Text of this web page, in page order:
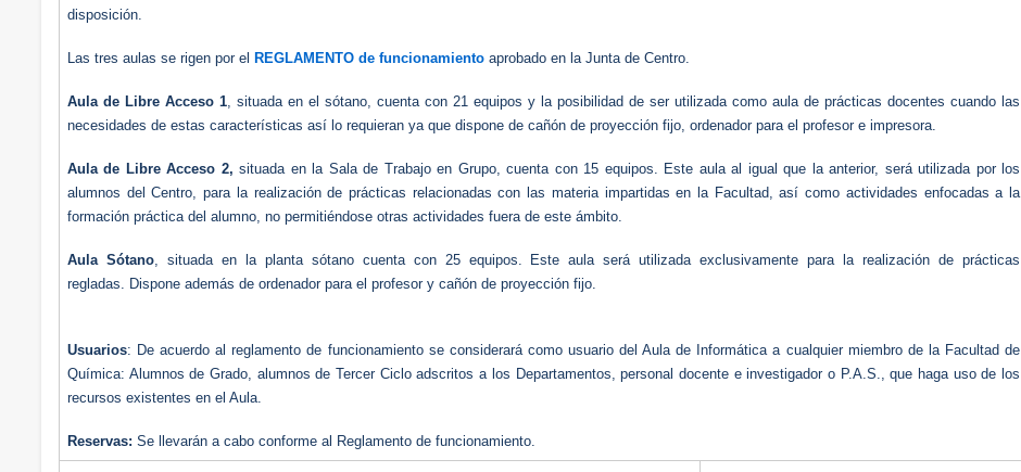
disposición.
Las tres aulas se rigen por el REGLAMENTO de funcionamiento aprobado en la Junta de Centro.
Aula de Libre Acceso 1 , situada en el sótano, cuenta con 21 equipos y la posibilidad de ser utilizada como aula de prácticas docentes cuando las
necesidades de estas características así lo requieran ya que dispone de cañón de proyección fijo, ordenador para el profesor e impresora.
Aula de Libre Acceso 2, situada en la Sala de Trabajo en Grupo, cuenta con 15 equipos. Este aula al igual que la anterior, será utilizada por los
alumnos del Centro, para la realización de prácticas relacionadas con las materia impartidas en la Facultad, así como actividades enfocadas a la
formación práctica del alumno, no permitiéndose otras actividades fuera de este ámbito.
Aula Sótano, situada en la planta sótano cuenta con 25 equipos. Este aula será utilizada exclusivamente para la realización de prácticas
regladas. Dispone además de ordenador para el profesor y cañón de proyección fijo.
Usuarios: De acuerdo al reglamento de funcionamiento se considerará como usuario del Aula de Informática a cualquier miembro de la Facultad de
Química: Alumnos de Grado, alumnos de Tercer Ciclo adscritos a los Departamentos, personal docente e investigador o P.A.S., que haga uso de los
recursos existentes en el Aula.
Reservas: Se llevarán a cabo conforme al Reglamento de funcionamiento.